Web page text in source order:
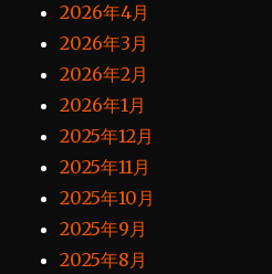
2026年4月
2026年3月
2026年2月
2026年1月
2025年12月
2025年11月
2025年10月
2025年9月
2025年8月